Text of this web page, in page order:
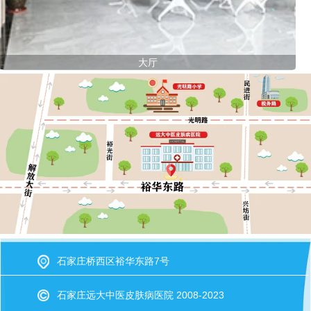
大厅
石家庄桥西区裕华东路7号
石家庄远大中医皮肤病医院 2008-2023